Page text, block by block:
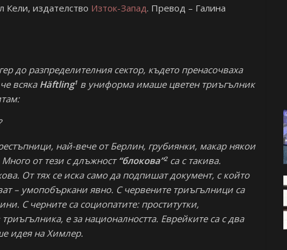
Кели, издателство Изток-Запад. Превод – Галина
до разпределителния сектор, където пренасочваха
всяка Häftling1 в униформа имаше цветен триъгълник
най-вече от Берлин, грубиянки, макар някои
от тези с длъжност “блокова”2са с такива.
От тях се иска само да подпишат документ, с който
– умопобъркани явно. С червените триъгълници са
С черните са социопатите: проститутки,
е за националността. Еврейките са с два
идея на Химлер.